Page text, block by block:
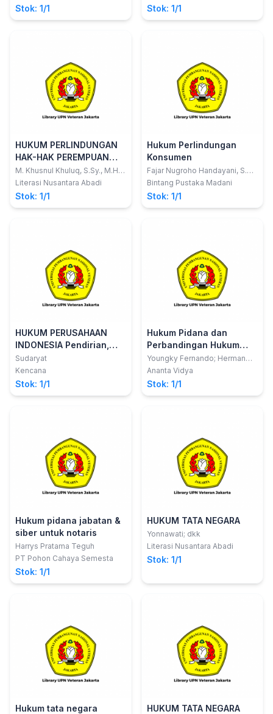
Stok: 1/1 Stok: 1/1
HUKUM PERLINDUNGAN
HAK-HAK PEREMPUAN
DAN ANAK: Teori, Praktik,
serta Arah Pembaruan
Hukum di Badan
Peradilan
M. Khusnul Khuluq, S.Sy., M.H.
dkk
Literasi Nusantara Abadi
Stok: 1/1
Hukum Perlindungan
Konsumen
Fajar Nugroho Handayani, S.H.;
Ahmad Raihan Harahap
Bintang Pustaka Madani
Stok: 1/1
HUKUM PERUSAHAAN
INDONESIA Pendirian,
Tata Kelola, dan
Pembubaran
Sudaryat
Kencana
Stok: 1/1
Hukum Pidana dan
Perbandingan Hukum
Pidana
Youngky Fernando; Herman
Bakir; Herman
Ananta Vidya
Stok: 1/1
Hukum pidana jabatan &
siber untuk notaris
Harrys Pratama Teguh
PT Pohon Cahaya Semesta
Stok: 1/1
HUKUM TATA NEGARA
Yonnawati; dkk
Literasi Nusantara Abadi
Stok: 1/1
Hukum tata negara
HUKUM TATA NEGARA